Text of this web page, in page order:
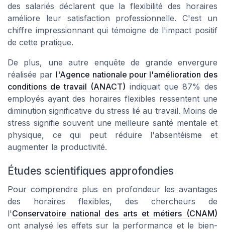
des salariés déclarent que la flexibilité des horaires
améliore leur satisfaction professionnelle. C'est un
chiffre impressionnant qui témoigne de l'impact positif
de cette pratique.
De plus, une autre enquête de grande envergure
réalisée par l'Agence nationale pour l'amélioration des
conditions de travail (ANACT) indiquait que 87% des
employés ayant des horaires flexibles ressentent une
diminution significative du stress lié au travail. Moins de
stress signifie souvent une meilleure santé mentale et
physique, ce qui peut réduire l'absentéisme et
augmenter la productivité.
Études scientifiques approfondies
Pour comprendre plus en profondeur les avantages
des horaires flexibles, des chercheurs de
l'Conservatoire national des arts et métiers (CNAM)
ont analysé les effets sur la performance et le bien-